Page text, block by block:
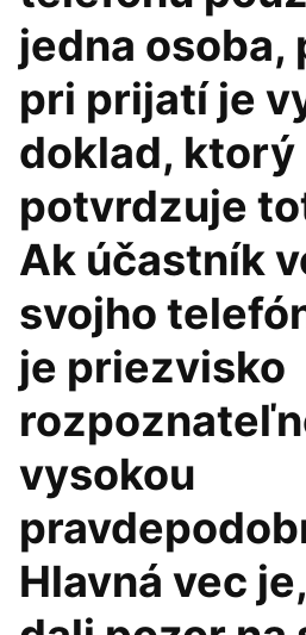
jedna osoba,
pri prijatí je
doklad, ktorý
potvrdzuje
Ak účastník
svojho
je priezvisko
vysokou
Hlavná vec